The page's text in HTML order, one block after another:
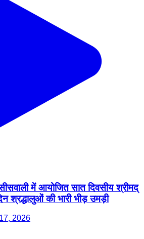
सीसवाली में आयोजित सात दिवसीय श्रीमद्
श्रद्धालुओं की भारी भीड़ उमड़ी
2026